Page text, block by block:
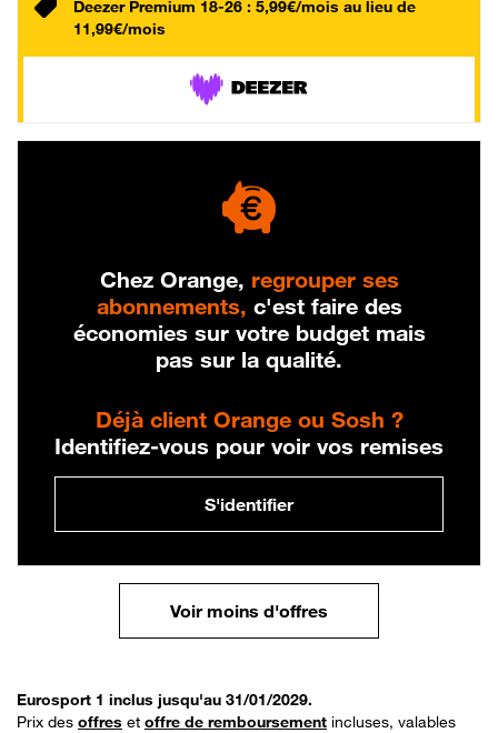
Deezer Premium 18-26 : 5,99€/mois au lieu de
11,99€/mois
Chez Orange, regrouper ses
abonnements, c'est faire des
économies sur votre budget mais
pas sur la qualité.
Déjà client Orange ou Sosh ?
Identifiez-vous pour voir vos remises
S'identifier
Voir moins d'offres
Eurosport 1 inclus jusqu'au 31/01/2029.
Prix des offres et offre de remboursement incluses, valables